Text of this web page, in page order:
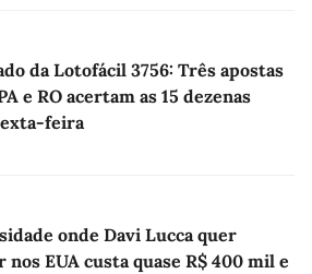
da Lotofácil 3756: Três apostas
e RO acertam as 15 dezenas
feira
onde Davi Lucca quer
nos EUA custa quase R$ 400 mil e